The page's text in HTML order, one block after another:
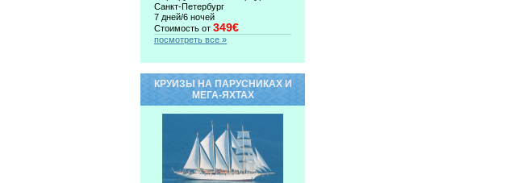
Санкт-Петербург
7 дней/6 ночей
Стоимость от 349€
посмотреть все »
КРУИЗЫ НА ПАРУСНИКАХ И
МЕГА-ЯХТАХ